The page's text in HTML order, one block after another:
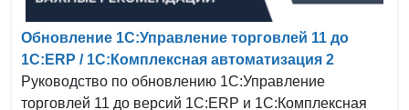
Обновление 1С:Управление торговлей 11 до
1С:ERP / 1С:Комплексная автоматизация 2
Руководство по обновлению 1С:Управление
торговлей 11 до версий 1С:ERP и 1С:Комплексная